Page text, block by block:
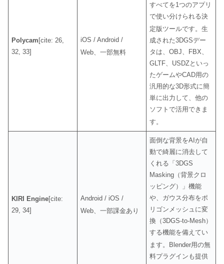
Polycam [cite: 26,
32, 33]
iOS / Android /
Web、一部無料
すべてを1つのアプリ
で使い分けられる決
定版ツールです。生
成された3DGSデー
タは、OBJ、FBX、
GLTF、USDZといっ
たゲームやCAD用の
汎用的な3D形式に簡
単に出力して、他の
ソフトで活用できま
す。
KIRI Engine[cite:
29, 34]
Android / iOS /
Web、一部課金あり
面倒な背景をAIが自
動で綺麗に消去して
くれる「3DGS
Masking（背景クロ
ッピング）」機能
や、ガウス分布をポ
リゴンメッシュに変
換（3DGS-to-Mesh）
する機能を備えてい
ます。Blender用の無
料プラグインも提供